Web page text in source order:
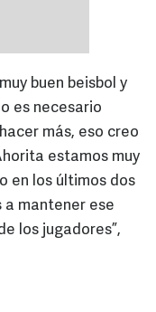
buen beisbol y
es necesario
más, eso creo
estamos muy
en los últimos dos
a mantener ese
los jugadores”,